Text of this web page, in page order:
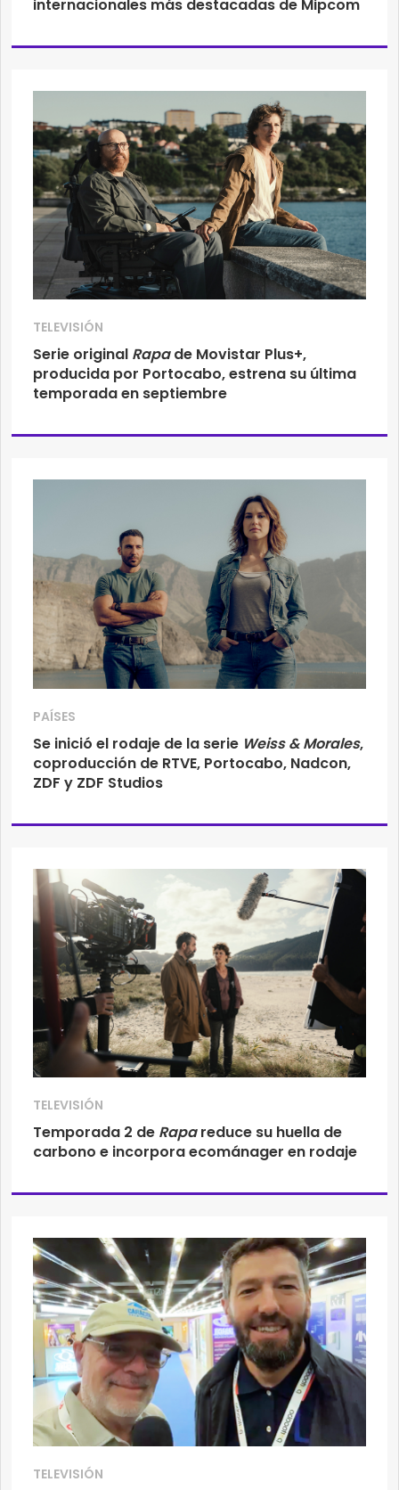
internacionales más destacadas de Mipcom
TELEVISIÓN
Serie original Rapade Movistar Plus+,
producida por Portocabo, estrena su última
temporada en septiembre
PAÍSES
Se inició el rodaje de la serie Weiss & Morales,
coproducción de RTVE, Portocabo, Nadcon,
ZDF y ZDF Studios
TELEVISIÓN
Temporada 2 de Rapareduce su huella de
carbono e incorpora ecománager en rodaje
TELEVISIÓN